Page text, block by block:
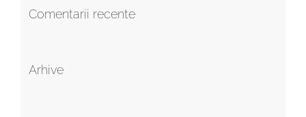
Comentarii recente
Arhive